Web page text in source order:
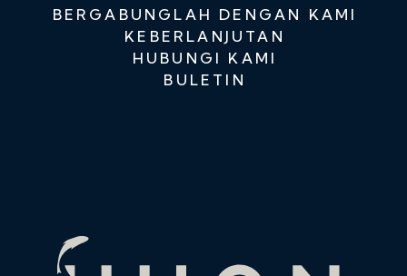
BERGABUNGLAH DENGAN KAMI
KEBERLANJUTAN
HUBUNGI KAMI
BULETIN